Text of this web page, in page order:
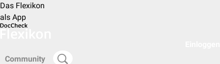
Das Flexikon
als App
Community